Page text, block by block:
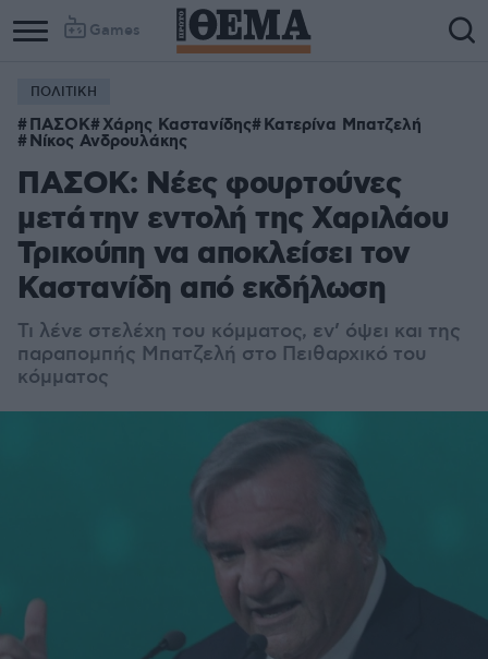
Games
ΠΟΛΙΤΙΚΗ
ΠΑΣΟΚ Χάρης Καστανίδης Κατερίνα Μπατζελή
Νίκος Ανδρουλάκης
ΠΑΣΟΚ: Νέες φουρτούνες
μετά την εντολή της Χαριλάου
Τρικούπη να αποκλείσει τον
Καστανίδη από εκδήλωση
Τι λένε στελέχη του κόμματος, εν’ όψει και της
παραπομπής Μπατζελή στο Πειθαρχικό του
κόμματος